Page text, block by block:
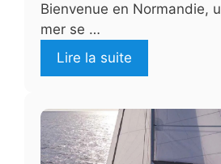
Bienvenue en Normandie,
mer se …
Lire la suite